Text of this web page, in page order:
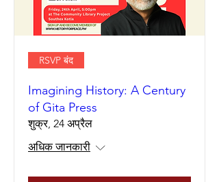
RSVP बंद
Imagining History: A Century
of Gita Press
शुक्र, 24 अप्रैल
अधिक जानकारी